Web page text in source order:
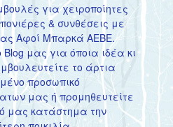
για χειροποίητες
& συνθέσεις με
Αφοί Μπαρκά ΑΕΒΕ.
μας για όποια ιδέα κι
το άρτια
προσωπικό
μας ή προμηθευτείτε
μας κατάστημα την